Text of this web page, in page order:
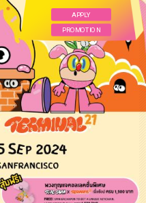
APPLY
PROMOTION